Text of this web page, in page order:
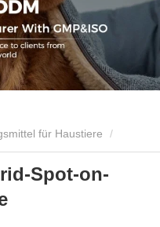
für Haustiere
2,5 ml für Imidacloprid-Spot-
Spot-on-